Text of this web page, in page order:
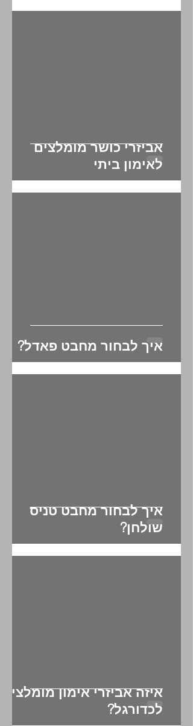
כדורגל עם כוכב
אביזרי כושר מומלצים
לאימון ביתי
איך לבחור מחבט פאדל?
איך לבחור מחבט טניס
שולחן?